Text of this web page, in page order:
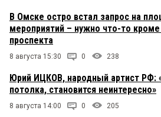
В Омске остро встал запрос на
мероприятий – нужно что-то
проспекта
8 августа 15:30 0 238
Юрий ИЦКОВ, народный артист РФ:
потолка, становится неинтересно»
8 августа 14:00 0 205